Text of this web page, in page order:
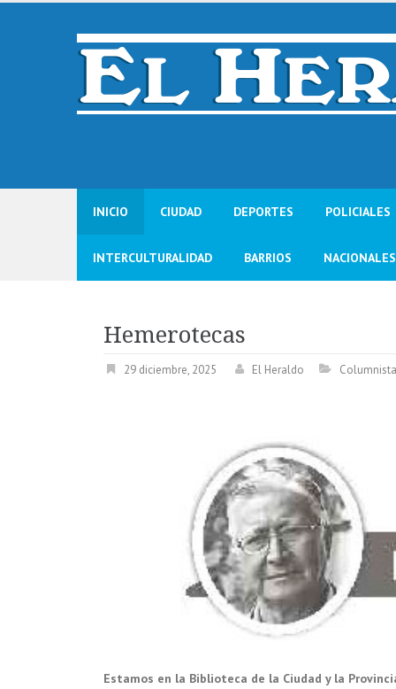
Skip
INICIO CIUDAD DEPORTES POLICIALES
INTERCULTURALIDAD BARRIOS NACIONALES
Hemerotecas
29 diciembre, 2025 El Heraldo
Estamos en la Biblioteca de la Ciudad y la